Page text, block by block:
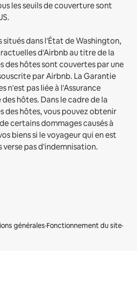
les seuils de couverture sont
situés dans l'État de Washington,
d'Airbnb au titre de la
des hôtes sont couvertes par une
par Airbnb. La Garantie
n'est pas liée à l'Assurance
hôtes. Dans le cadre de la
des hôtes, vous pouvez obtenir
certains dommages causés à
biens si le voyageur qui en est
verse pas d'indemnisation.
générales·Fonctionnement du site·